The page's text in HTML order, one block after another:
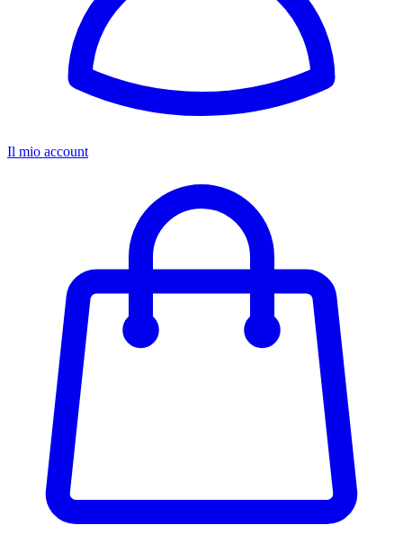
Il mio account